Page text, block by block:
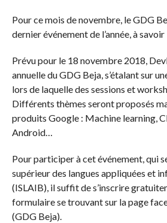
Pour ce mois de novembre, le GDG
dernier événement de l’année, à
Prévu pour le 18 novembre 2018,
annuelle du GDG Beja, s’étalant sur
lors de laquelle des sessions et
Différents thèmes seront proposés
produits Google : Machine learning,
Android…
Pour participer à cet événement, qui
supérieur des langues appliquées et
(ISLAIB), il suffit de s’inscrire
formulaire se trouvant sur la page
(GDG Beja).